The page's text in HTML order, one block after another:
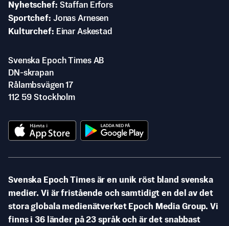
Nyhetschef Staffan Erfors
Sportchef Jonas Arnesen
Kulturchef
Einar Askestad
Svenska Epoch Times AB
DN-skrapan
Rålambsvägen 17
112 59 Stockholm
Svenska Epoch Times är en unik röst bland svenska
medier. Vi är fristående och samtidigt en del av det
stora globala medienätverket Epoch Media Group. Vi
finns i 36 länder på 23 språk och är det snabbast